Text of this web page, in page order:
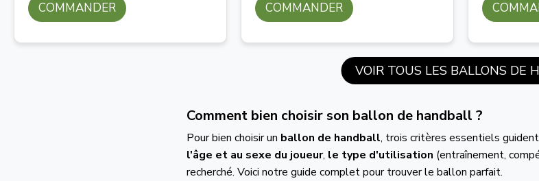
COMMANDER COMMANDER
VOIR TOUS LES BALLONS DE
Comment bien choisir son ballon de handball ?
Pour bien choisir un ballon de handball, trois critères essentiels
l'âge et au sexe du joueur, le type d'utilisation (entraînement,
recherché. Voici notre guide complet pour trouver le ballon parfait.